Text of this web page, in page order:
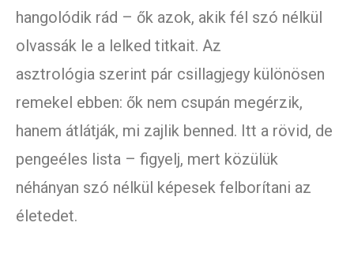
hangolódik rád – ők azok, akik fél szó nélkül
olvassák le a lelked titkait. Az
asztrológia szerint pár csillagjegy különösen
remekel ebben: ők nem csupán megérzik,
hanem átlátják, mi zajlik benned. Itt a rövid, de
pengeéles lista – figyelj, mert közülük
néhányan szó nélkül képesek felborítani az
életedet.